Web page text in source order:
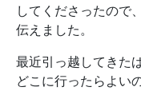
してくださったので
伝えました。
最近引っ越してきた
どこに行ったらよい